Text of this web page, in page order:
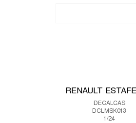
RENAULT
DECALCAS
DCLMSK013
1/24